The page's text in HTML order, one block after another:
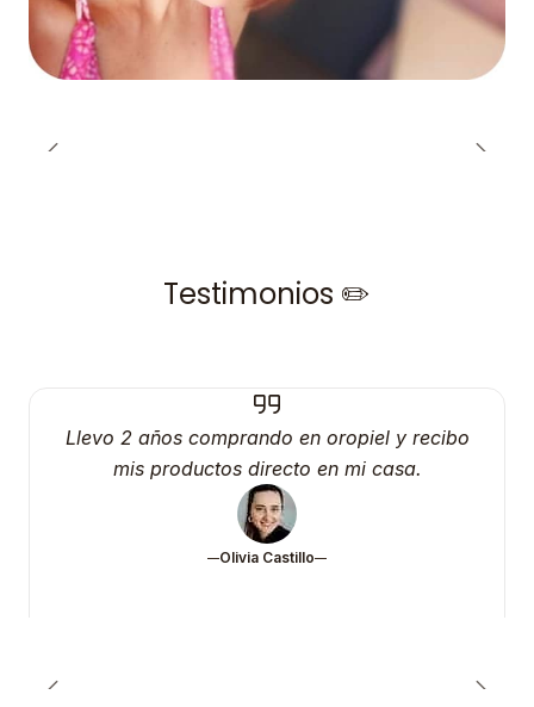
Testimonios ✏️
Llevo 2 años comprando en oropiel y recibo
mis productos directo en mi casa.
Olivia Castillo